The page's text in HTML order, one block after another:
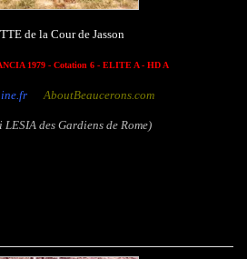
de la Cour de Jasson
1979 - Cotation 6 - ELITE A - HD A
AboutBeaucerons.com
des Gardiens de Rome)